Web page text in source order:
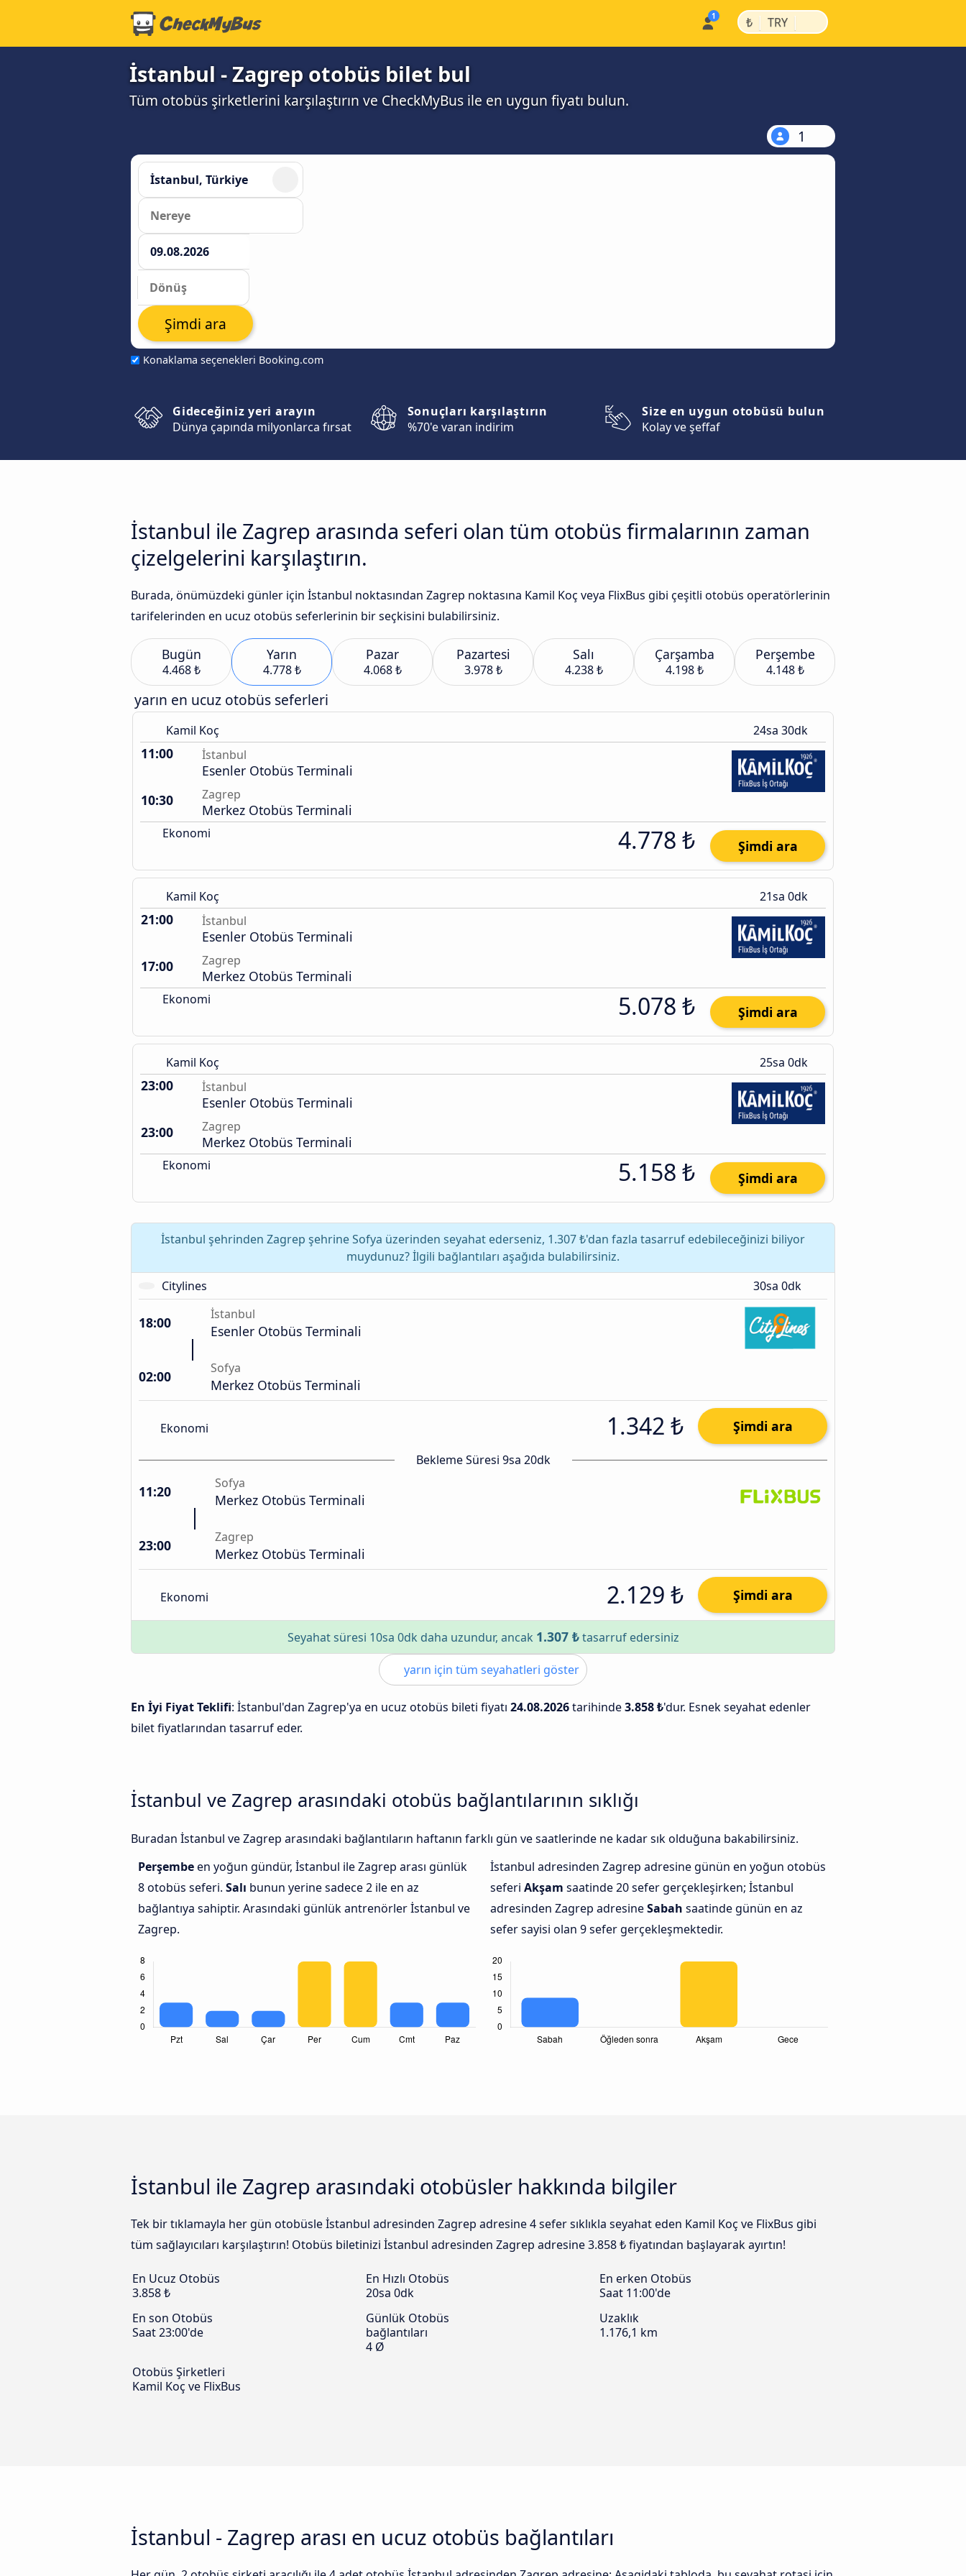
₺ | TRY |
İstanbul - Zagrep otobüs bilet bul
Tüm otobüs şirketlerini karşılaştırın ve CheckMyBus ile en uygun fiyatı bulun.
1
Konaklama seçenekleri Booking.com
Şimdi ara
Gideceğiniz yeri arayın
Dünya çapında milyonlarca fırsat
Sonuçları karşılaştırın
%70'e varan indirim
Size en uygun otobüsü bulun
Kolay ve şeffaf
İstanbul ile Zagrep arasında seferi olan tüm otobüs firmalarının zaman
çizelgelerini karşılaştırın.
Burada, önümüzdeki günler için İstanbul noktasından Zagrep noktasına Kamil Koç veya FlixBus gibi çeşitli otobüs operatörlerinin
tarifelerinden en ucuz otobüs seferlerinin bir seçkisini bulabilirsiniz.
Bugün
4.468 ₺
Yarın
4.778 ₺
Pazar
4.068 ₺
Pazartesi
3.978 ₺
Salı
4.238 ₺
Çarşamba
4.198 ₺
Perşembe
4.148 ₺
yarın en ucuz otobüs seferleri
Kamil Koç 24sa 30dk
11:00 İstanbul
Esenler Otobüs Terminali
10:30
Zagrep
Merkez Otobüs Terminali
Ekonomi 4.778 ₺ Şimdi ara
Kamil Koç 21sa 0dk
21:00 İstanbul
Esenler Otobüs Terminali
17:00
Zagrep
Merkez Otobüs Terminali
Ekonomi 5.078 ₺ Şimdi ara
Kamil Koç 25sa 0dk
23:00 İstanbul
Esenler Otobüs Terminali
23:00
Zagrep
Merkez Otobüs Terminali
Ekonomi 5.158 ₺ Şimdi ara
İstanbul şehrinden Zagrep şehrine Sofya üzerinden seyahat ederseniz, 1.307 ₺'dan fazla tasarruf edebileceğinizi biliyor
muydunuz? İlgili bağlantıları aşağıda bulabilirsiniz.
Citylines
30sa 0dk
18:00 İstanbul
Esenler Otobüs Terminali
02:00 Sofya
Merkez Otobüs Terminali
Ekonomi 1.342 ₺ Şimdi ara
Bekleme Süresi 9sa 20dk
11:20 Sofya
Merkez Otobüs Terminali
23:00 Zagrep
Merkez Otobüs Terminali
Ekonomi 2.129 ₺ Şimdi ara
Seyahat süresi 10sa 0dk daha uzundur, ancak 1.307 ₺tasarruf edersiniz
yarın için tüm seyahatleri göster
En İyi Fiyat Teklifi: İstanbul'dan Zagrep'ya en ucuz otobüs bileti fiyatı 24.08.2026tarihinde3.858 ₺'dur. Esnek seyahat edenler
bilet fiyatlarından tasarruf eder.
İstanbul ve Zagrep arasındaki otobüs bağlantılarının sıklığı
Buradan İstanbul ve Zagrep arasındaki bağlantıların haftanın farklı gün ve saatlerinde ne kadar sık olduğuna bakabilirsiniz.
Perşembeen yoğun gündür, İstanbul ile Zagrep arası günlük
8 otobüs seferi. Salı bunun yerine sadece 2 ile en az
bağlantıya sahiptir. Arasındaki günlük antrenörler İstanbul ve
Zagrep.
İstanbul adresinden Zagrep adresine günün en yoğun otobüs
seferi Akşam saatinde 20 sefer gerçekleşirken; İstanbul
adresinden Zagrep adresineSabah saatinde günün en az
sefer sayisi olan 9 sefer gerçekleşmektedir.
İstanbul ile Zagrep arasındaki otobüsler hakkında bilgiler
Tek bir tıklamayla her gün otobüsle İstanbul adresinden Zagrep adresine 4 sefer sıklıkla seyahat eden Kamil Koç ve FlixBus gibi
tüm sağlayıcıları karşılaştırın! Otobüs biletinizi İstanbul adresinden Zagrep adresine 3.858 ₺ fiyatından başlayarak ayırtın!
En Ucuz Otobüs
3.858 ₺
En Hızlı Otobüs
20sa 0dk
En erken Otobüs
Saat 11:00'de
En son Otobüs
Saat 23:00'de
Günlük Otobüs
bağlantıları
4 Ø
Uzaklık
1.176,1 km
Otobüs Şirketleri
Kamil Koç ve FlixBus
İstanbul - Zagrep arası en ucuz otobüs bağlantıları